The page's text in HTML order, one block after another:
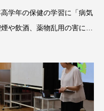
学年の保健の学習に「病気
や飲酒、薬物乱用の害につ